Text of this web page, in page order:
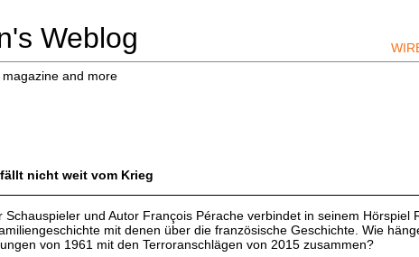
Weblog
and more
nicht weit vom Krieg
Schauspieler und Autor François Pérache verbindet in seinem Hörspiel
mit denen über die französische Geschichte. Wie
von 1961 mit den Terroranschlägen von 2015 zusammen?